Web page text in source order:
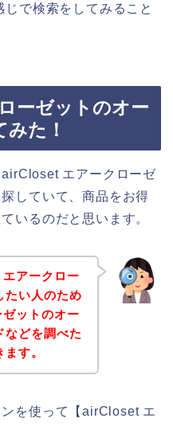
じで検索をしてみること
ーゼットのオー
た！
エアークローゼ
していて、商品をお得
いるのだと思います。
アークロー
たい人のため
ットのオー
などを調べた
す。
を使って【airCloset エ